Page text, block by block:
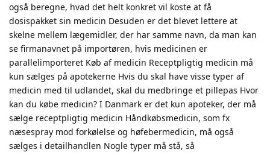
også beregne, hvad det helt konkret vil koste at få
dosispakket sin medicin Desuden er det blevet lettere at
skelne mellem lægemidler, der har samme navn, da man kan
se firmanavnet på importøren, hvis medicinen er
parallelimporteret Køb af medicin Receptpligtig medicin må
kun sælges på apotekerne Hvis du skal have visse typer af
medicin med til udlandet, skal du medbringe et pillepas Hvor
kan du købe medicin? I Danmark er det kun apoteker, der må
sælge receptpligtig medicin Håndkøbsmedicin, som fx
næsespray mod forkølelse og høfebermedicin, må også
sælges i detailhandlen Nogle typer må stå, så